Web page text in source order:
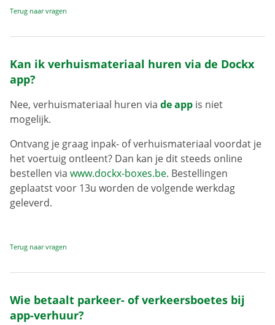
Terug naar vragen
Kan ik verhuismateriaal huren via de Dockx
app?
Nee, verhuismateriaal huren via de app is niet
mogelijk.
Ontvang je graag inpak- of verhuismateriaal voordat je
het voertuig ontleent? Dan kan je dit steeds online
bestellen via www.dockx-boxes.be. Bestellingen
geplaatst voor 13u worden de volgende werkdag
geleverd.
Terug naar vragen
Wie betaalt parkeer- of verkeersboetes bij
app-verhuur?